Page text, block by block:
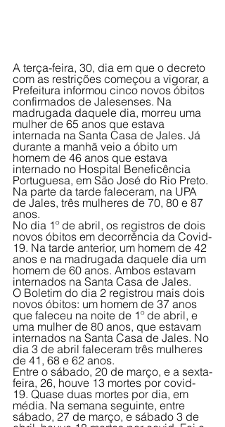
A terça-feira, 30, dia em que o decreto
com as restrições começou a vigorar, a
Prefeitura informou cinco novos óbitos
confirmados de Jalesenses. Na
madrugada daquele dia, morreu uma
mulher de 65 anos que estava
internada na Santa Casa de Jales. Já
durante a manhã veio a óbito um
homem de 46 anos que estava
internado no Hospital Beneficência
Portuguesa, em São José do Rio Preto.
Na parte da tarde faleceram, na UPA
de Jales, três mulheres de 70, 80 e 87
anos.
No dia 1º de abril, os registros de dois
novos óbitos em decorrência da Covid-
19. Na tarde anterior, um homem de 42
anos e na madrugada daquele dia um
homem de 60 anos. Ambos estavam
internados na Santa Casa de Jales.
O Boletim do dia 2 registrou mais dois
novos óbitos: um homem de 37 anos
que faleceu na noite de 1º de abril, e
uma mulher de 80 anos, que estavam
internados na Santa Casa de Jales. No
dia 3 de abril faleceram três mulheres
de 41, 68 e 62 anos.
Entre o sábado, 20 de março, e a sexta-
feira, 26, houve 13 mortes por covid-
19. Quase duas mortes por dia, em
média. Na semana seguinte, entre
sábado, 27 de março, e sábado 3 de